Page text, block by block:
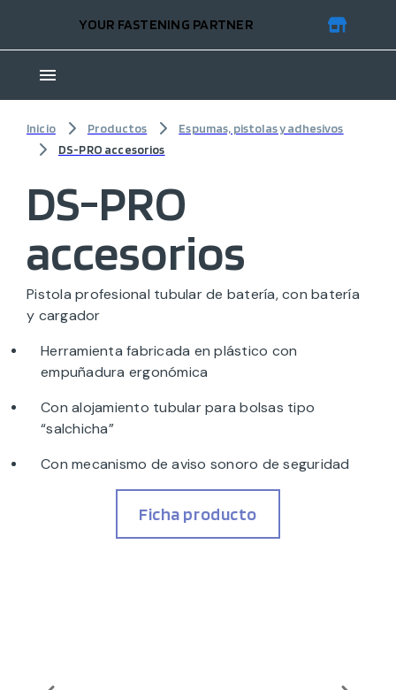
YOUR FASTENING PARTNER
Inicio Productos
Espumas, pistolas y adhesivos
DS-PRO accesorios
DS-PRO
accesorios
Pistola profesional tubular de batería, con batería
y cargador
Herramienta fabricada en plástico con
empuñadura ergonómica
Con alojamiento tubular para bolsas tipo
“salchicha”
Con mecanismo de aviso sonoro de seguridad
Ficha producto